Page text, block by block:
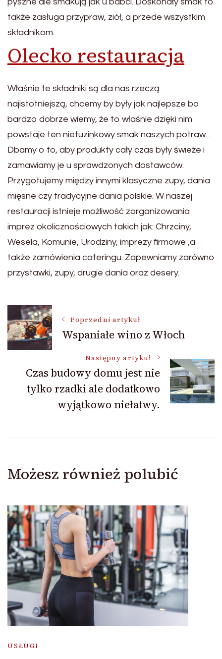
także zasługa przypraw, ziół, a przede wszystkim
składnikom.
Olecko restauracja
Właśnie te składniki są dla nas rzeczą
najistotniejszą, chcemy by były jak najlepsze bo
bardzo dobrze wiemy, że to właśnie dzięki nim
powstaje ten nietuzinkowy smak naszych potraw. .
Dbamy o to, aby produkty cały czas były świeże i
zamawiamy je u sprawdzonych dostawców.
Przygotujemy między innymi klasyczne zupy, dania
mięsne czy tradycyjne dania polskie. W naszej
restauracji istnieje możliwość zorganizowania
imprez okolicznościowych takich jak: Chrzciny,
Wesela, Komunie, Urodziny, imprezy firmowe ,a
także zamówienia cateringu. Zapewniamy zarówno
przystawki, zupy, drugie dania oraz desery.
Nawigacja
wpisu
Poprzedni artykuł
Wspaniałe wino z Włoch
Następny artykuł
Czas budowy domu jest nie
tylko rzadki ale dodatkowo
wyjątkowo niełatwy.
Możesz również polubić
USŁUGI